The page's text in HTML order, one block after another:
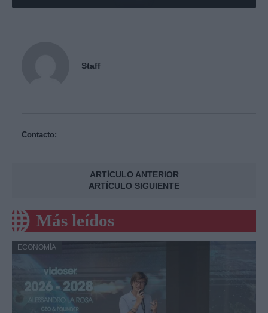
Staff
Contacto:
ARTÍCULO ANTERIOR
ARTÍCULO SIGUIENTE
Más leídos
ECONOMÍA